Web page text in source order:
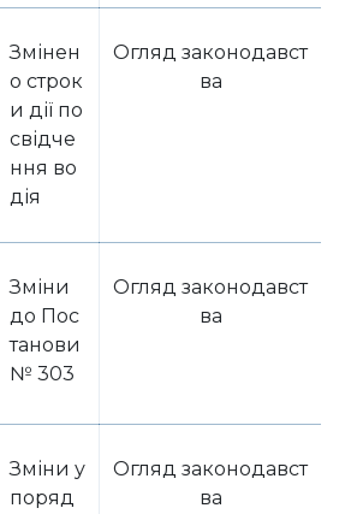
Змінен
о строк
и дії по
свідче
ння во
дія
Огляд законодавст
ва
Зміни
до Пос
танови
№ 303
Огляд законодавст
ва
Зміни у
поряд
Огляд законодавст
ва